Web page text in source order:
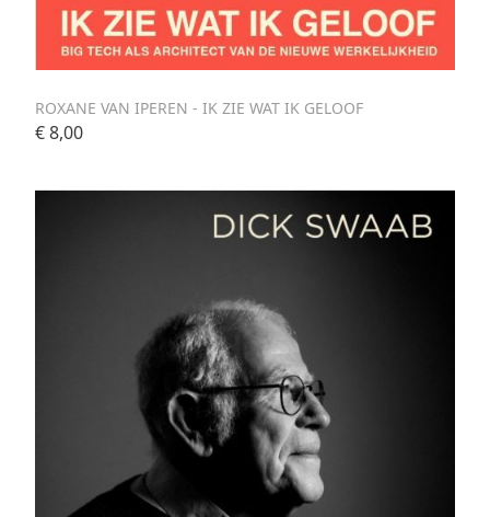
ROXANE VAN IPEREN - IK ZIE WAT IK GELOOF
€ 8,00